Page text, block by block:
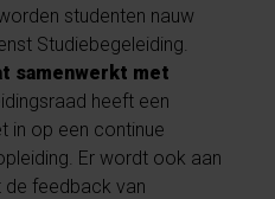
studenten nauw
Studiebegeleiding.
samenwerkt met
heeft een
in op een continue
Er wordt ook aan
feedback van